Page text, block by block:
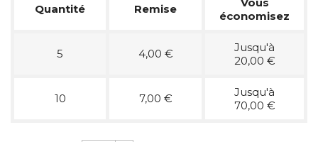
Quantité Remise
économisez
5 4,00 €
Jusqu'à
20,00 €
10 7,00 €
Jusqu'à
70,00 €